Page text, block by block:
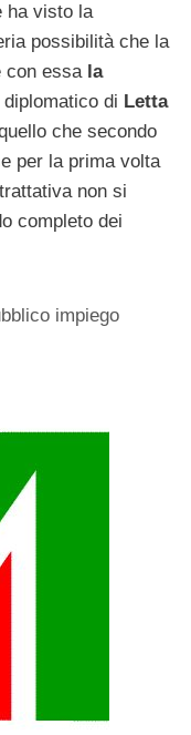
ha visto la
possibilità che la
con essa la
di Letta
che secondo
per la prima volta
non si
completo dei
impiego